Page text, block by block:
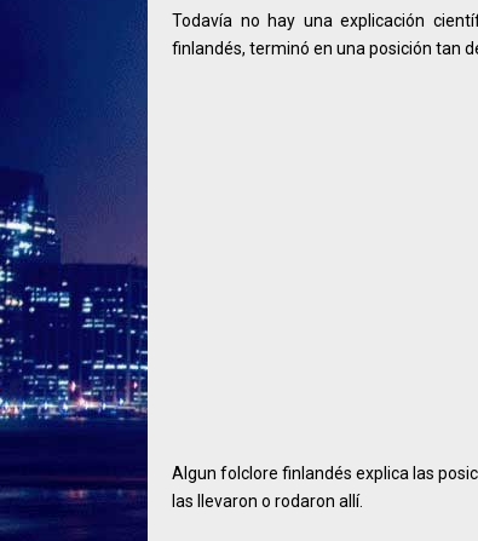
Todavía no hay una explicación
finlandés, terminó en una posición tan
Algun folclore finlandés explica las
las llevaron o rodaron allí.